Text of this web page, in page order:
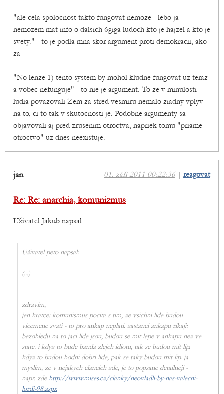
"ale cela spolocnost takto fungovat nemoze - lebo ja
nemozem mat info o dalsich 6giga ludoch kto je hajzel a kto je
svety." - to je podla mna skor argument proti demokracii, ako
za
"No lenze 1) tento system by mohol kludne fungovat uz teraz
a vobec nefunguje" - to nie je argument. To ze v minulosti
ludia povazovali Zem za stred vesmiru nemalo ziadny vplyv
na to, ci to tak v skutocnosti je. Podobne argumenty sa
objavovali aj pred zrusenim otroctva, napriek tomu "priame
otroctvo" uz dnes neexistuje.
01. září 2011 00:22:36 | reagovat
jan
Re: Re: anarchia, komunizmus
Uživatel Jakub napsal:
Uživatel peto napsal:
(...)
zdravim,
jen kratce: komunismus pocita s tim, ze vsichni lide budou
vicemene svati - to pro ankap neplati. zastanci ankapu rikaji:
bezohledu na to jaci lide jsou, budou se mit lepe v ankapu nez ve
state. i kdyz to bude banda zlejch idiotu, tak se budou mit lip.
kdyz to budou hodni dobri lide, pak se taky budou mit lip. ja
myslim, ze v nejakych clancich zde, je to popsane detailneji -
napr. zdehttp://www.mises.cz/clanky/neovladli-by-nas-valecni-
lordi-98.aspx